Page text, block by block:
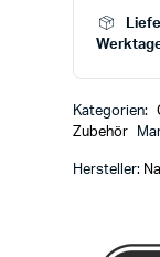
Kategorien:
Zubehör
Hersteller: